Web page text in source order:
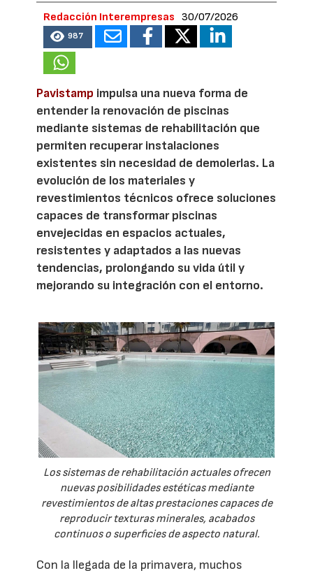
Redacción Interempresas 30/07/2026
987
Pavistamp impulsa una nueva forma de
entender la renovación de piscinas
mediante sistemas de rehabilitación que
permiten recuperar instalaciones
existentes sin necesidad de demolerlas. La
evolución de los materiales y
revestimientos técnicos ofrece soluciones
capaces de transformar piscinas
envejecidas en espacios actuales,
resistentes y adaptados a las nuevas
tendencias, prolongando su vida útil y
mejorando su integración con el entorno.
Los sistemas de rehabilitación actuales ofrecen
nuevas posibilidades estéticas mediante
revestimientos de altas prestaciones capaces de
reproducir texturas minerales, acabados
continuos o superficies de aspecto natural.
Con la llegada de la primavera, muchos